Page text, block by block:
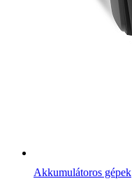
Akkumulátoros gépek